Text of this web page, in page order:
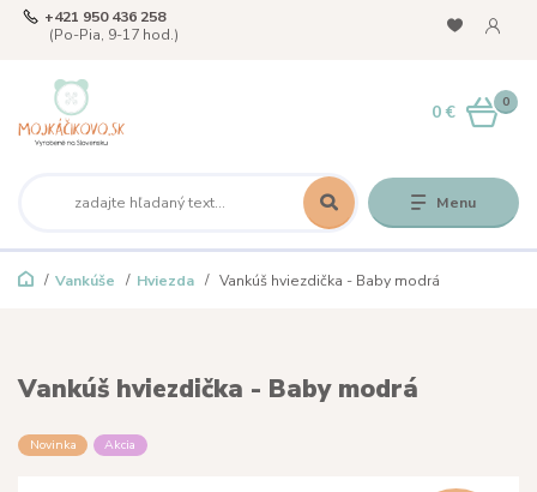
Menu
+421 950 436 258
(Po-Pia, 9-17 hod.)
0
0 €
Vankúše Hviezda Vankúš hviezdička - Baby modrá
Vankúš hviezdička - Baby modrá
Novinka Akcia